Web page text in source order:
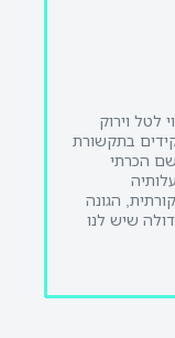
לטל וירוק
בתקשורת
שם הכרתי
הגונה
שיש לנו